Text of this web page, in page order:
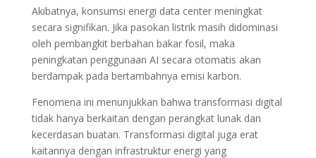
Akibatnya, konsumsi energi data center meningkat
secara signifikan. Jika pasokan listrik masih didominasi
oleh pembangkit berbahan bakar fosil, maka
peningkatan penggunaan AI secara otomatis akan
berdampak pada bertambahnya emisi karbon.
Fenomena ini menunjukkan bahwa transformasi digital
tidak hanya berkaitan dengan perangkat lunak dan
kecerdasan buatan. Transformasi digital juga erat
kaitannya dengan infrastruktur energi yang